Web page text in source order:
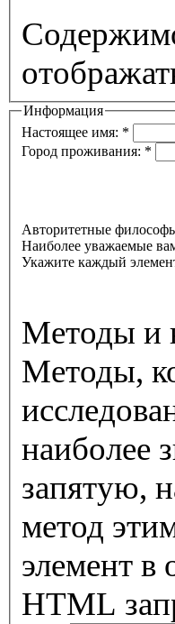
Информация
Настоящее имя: *
Город проживания: *
Авторитетные
Наиболее уважаемые
Укажите каждый
Методы и
Методы,
наиболее
запятую,
метод
элемент в
HTML